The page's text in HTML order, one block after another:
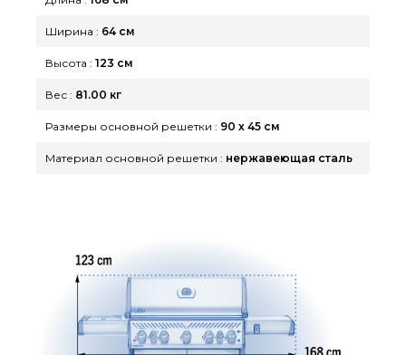
Ширина : 64 см
Высота : 123 см
Вес : 81.00 кг
Размеры основной решетки : 90 х 45 см
Материал основной решетки : нержавеющая сталь